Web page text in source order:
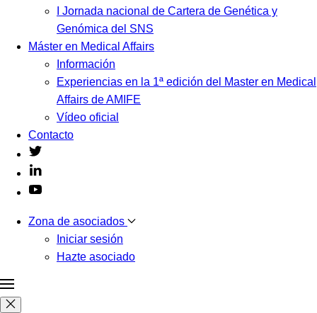
I Jornada nacional de Cartera de Genética y
Genómica del SNS
Máster en Medical Affairs
Información
Experiencias en la 1ª edición del Master en Medical
Affairs de AMIFE
Vídeo oficial
Contacto
Zona de asociados
Iniciar sesión
Hazte asociado